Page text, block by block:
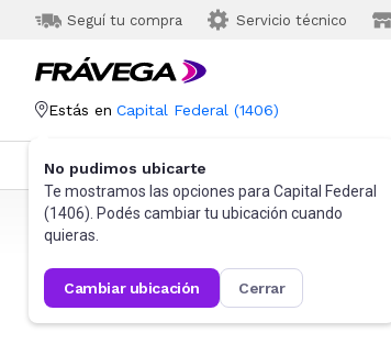
Seguí tu compra Servicio técnico
Estás en Capital Federal (1406)
No pudimos ubicarte
Te mostramos las opciones para Capital Federal
(1406). Podés cambiar tu ubicación cuando
quieras.
cambiar ubicación cerrar
Categorías Más Vendidos
Frávega Informática Gaming PC Teclados